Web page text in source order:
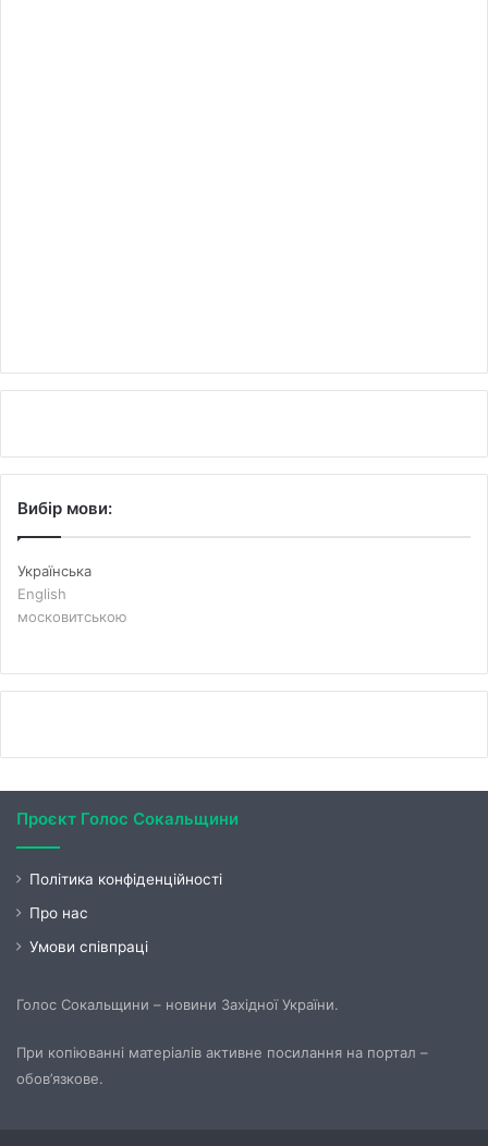
Вибір мови:
Українська
English
московитською
Проєкт Голос Сокальщини
Політика конфіденційності
Про нас
Умови співпраці
Голос Сокальщини – новини Західної України.
При копіюванні матеріалів активне посилання на портал –
обов’язкове.